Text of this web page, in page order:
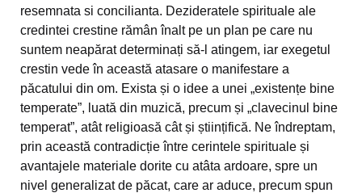
resemnata si concilianta. Dezideratele spirituale ale
credintei crestine rămân înalt pe un plan pe care nu
suntem neapărat determinați să-l atingem, iar exegetul
crestin vede în această atasare o manifestare a
păcatului din om. Exista și o idee a unei „existențe bine
temperate”, luată din muzică, precum și „clavecinul bine
temperat”, atât religioasă cât și științifică. Ne îndreptam,
prin această contradicție între cerintele spirituale și
avantajele materiale dorite cu atâta ardoare, spre un
nivel generalizat de păcat, care ar aduce, precum spun